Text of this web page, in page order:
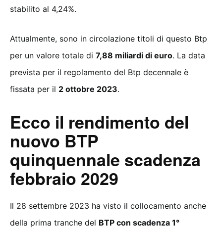
stabilito al 4,24%.
Attualmente, sono in circolazione titoli di questo Btp
per un valore totale di 7,88 miliardi di euro. La data
prevista per il regolamento del Btp decennale è
fissata per il 2 ottobre 2023.
Ecco il rendimento del
nuovo BTP
quinquennale scadenza
febbraio 2029
Il 28 settembre 2023 ha visto il collocamento anche
della prima tranche del BTP con scadenza 1°